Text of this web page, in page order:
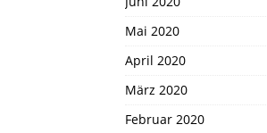
Mai 2020
April 2020
März 2020
Februar 2020